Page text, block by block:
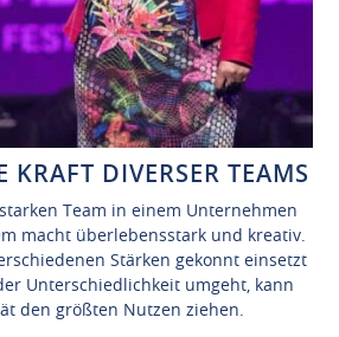
KRAFT DIVERSER TEAMS
Team in einem Unternehmen
macht überlebensstark und kreativ.
Stärken gekonnt einsetzt
Unterschiedlichkeit umgeht, kann
den größten Nutzen ziehen.